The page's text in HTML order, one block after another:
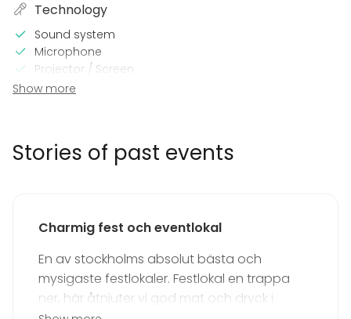
Technology
Sound system
Microphone
Projector / Screen
Wi-Fi
Dance floor
Exclusive use of venue
Outdoor area
Can bring a band
Show more
Stories of past events
Charmig fest och eventlokal
En av stockholms absolut bästa och
mysigaste festlokaler. Festlokal en trappa
ner, här åtnjuter vi god mat och dryck i